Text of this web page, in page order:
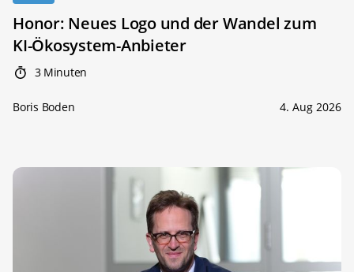
Honor: Neues Logo und der Wandel zum
KI-Ökosystem-Anbieter
3 Minuten
Boris Boden 4. Aug 2026